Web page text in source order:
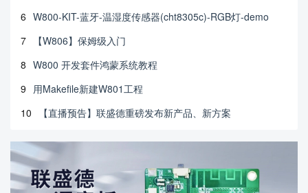
6 W800-KIT-蓝牙-温湿度传感器(cht8305c)-RGB灯-demo
7
【W806】保姆级入门
8 W800 开发套件鸿蒙系统教程
9 用Makefile新建W801工程
10
【直播预告】联盛德重磅发布新产品、新方案